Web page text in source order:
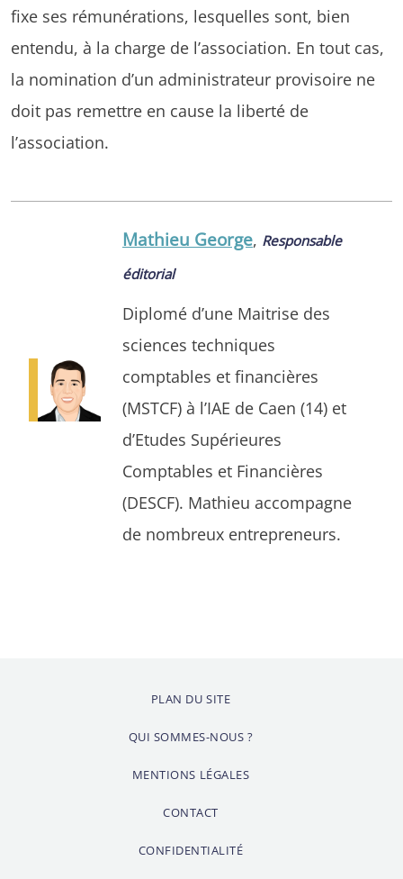
fixe ses rémunérations, lesquelles sont, bien
entendu, à la charge de l’association. En tout cas,
la nomination d’un administrateur provisoire ne
doit pas remettre en cause la liberté de
l’association.
Mathieu George, Responsable
éditorial
Diplomé d’une Maitrise des
sciences techniques
comptables et financières
(MSTCF) à l’IAE de Caen (14) et
d’Etudes Supérieures
Comptables et Financières
(DESCF). Mathieu accompagne
de nombreux entrepreneurs.
PLAN DU SITE
QUI SOMMES-NOUS ?
MENTIONS LÉGALES
CONTACT
CONFIDENTIALITÉ